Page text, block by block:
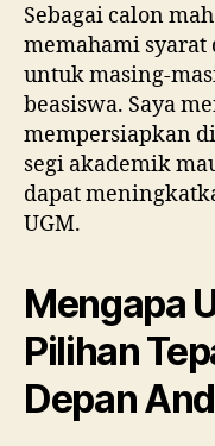
Sebagai calon
memahami
untuk masing-
beasiswa. Saya
mempersiapkan
segi akademik
dapat
UGM.
Mengapa
Pilihan
Depan